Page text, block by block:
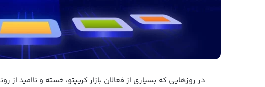
در روزهایی که بسیاری از فعالان بازار کریپتو، خسته و ناامید